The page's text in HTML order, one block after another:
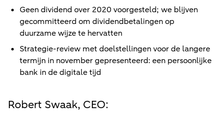
Geen dividend over 2020 voorgesteld; we blijven
gecommitteerd om dividendbetalingen op
duurzame wijze te hervatten
Strategie-review met doelstellingen voor de langere
termijn in november gepresenteerd: een persoonlijke
bank in de digitale tijd
Robert Swaak, CEO: